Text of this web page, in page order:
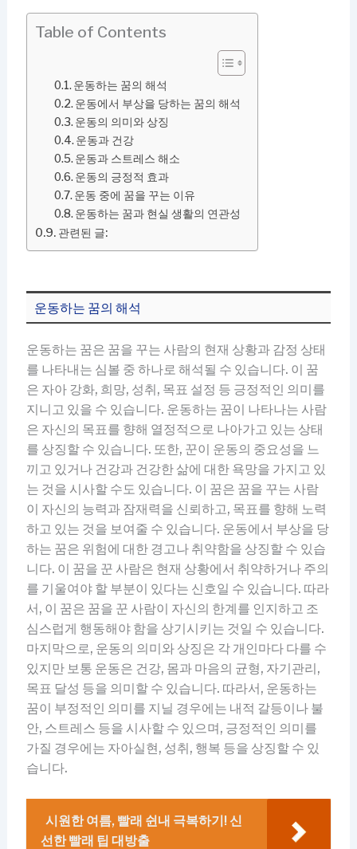
Table of Contents
운동하는 꿈의 해석
운동에서 부상을 당하는 꿈의 해석
운동의 의미와 상징
운동과 건강
운동과 스트레스 해소
운동의 긍정적 효과
운동 중에 꿈을 꾸는 이유
운동하는 꿈과 현실 생활의 연관성
관련된 글:
운동하는 꿈의 해석
운동하는 꿈은 꿈을 꾸는 사람의 현재 상황과 감정 상태
를 나타내는 심볼 중 하나로 해석될 수 있습니다. 이 꿈
은 자아 강화, 희망, 성취, 목표 설정 등 긍정적인 의미를
지니고 있을 수 있습니다. 운동하는 꿈이 나타나는 사람
은 자신의 목표를 향해 열정적으로 나아가고 있는 상태
를 상징할 수 있습니다. 또한, 꾼이 운동의 중요성을 느
끼고 있거나 건강과 건강한 삶에 대한 욕망을 가지고 있
는 것을 시사할 수도 있습니다. 이 꿈은 꿈을 꾸는 사람
이 자신의 능력과 잠재력을 신뢰하고, 목표를 향해 노력
하고 있는 것을 보여줄 수 있습니다. 운동에서 부상을 당
하는 꿈은 위험에 대한 경고나 취약함을 상징할 수 있습
니다. 이 꿈을 꾼 사람은 현재 상황에서 취약하거나 주의
를 기울여야 할 부분이 있다는 신호일 수 있습니다. 따라
서, 이 꿈은 꿈을 꾼 사람이 자신의 한계를 인지하고 조
심스럽게 행동해야 함을 상기시키는 것일 수 있습니다.
마지막으로, 운동의 의미와 상징은 각 개인마다 다를 수
있지만 보통 운동은 건강, 몸과 마음의 균형, 자기관리,
목표 달성 등을 의미할 수 있습니다. 따라서, 운동하는
꿈이 부정적인 의미를 지닐 경우에는 내적 갈등이나 불
안, 스트레스 등을 시사할 수 있으며, 긍정적인 의미를
가질 경우에는 자아실현, 성취, 행복 등을 상징할 수 있
습니다.
시원한 여름, 빨래 쉰내 극복하기! 신
선한 빨래 팁 대방출